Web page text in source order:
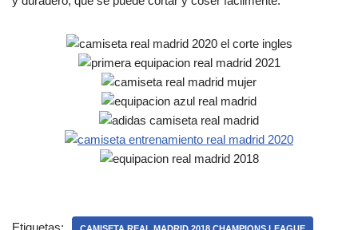
Etiquetas: